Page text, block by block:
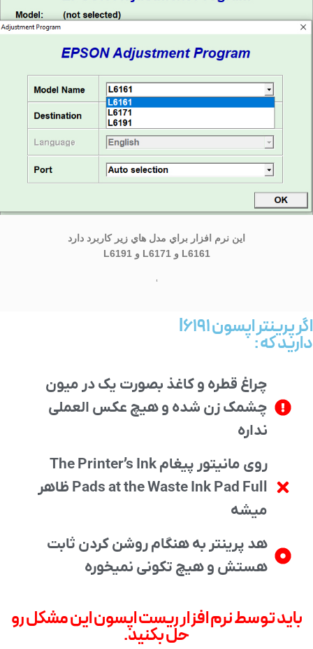
اين نرم افزار براي مدل هاي زير كاربرد دارد
L6161 و L6171 و L6191
‘
اگر پرینتر اپسون l6191
دارید که :
چراغ قطره و کاغذ بصورت یک در میون
چشمک زن شده و هیچ عکس العملی
نداره
روی مانیتور پیغام The Printer’s Ink
Pads at the Waste Ink Pad Full ظاهر
میشه
هد پرینتر به هنگام روشن کردن ثابت
هستش و هیچ تکونی نمیخوره
باید توسط نرم افزار ریست اپسون این مشکل رو
حل بکنید.